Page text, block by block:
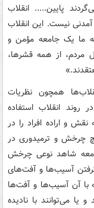
پایین..... انقلاب
نیست. این انقلاب
ما یک جامعه مؤمن و
مردم، از همه قشرها،
همچون نظریات
انقلاب استفاده
و اراده افراد را در
چرخش و ترمیدوری در
شاهد نوعی چرخش
گرفتن آسیب‌ها و آفت‌های
با آن آسیب‌ها و آفت‌ها
یا می‌توانند با نادیده